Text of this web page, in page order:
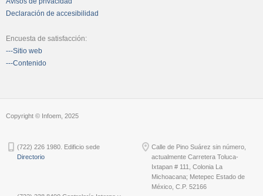
Declaración de accesibilidad
Encuesta de satisfacción:
---Sitio web
---Contenido
Copyright © Infoem, 2025
(722) 226 1980. Edificio sede
Directorio
Calle de Pino Suárez sin número,
actualmente Carretera Toluca-
Ixtapan # 111, Colonia La
Michoacana; Metepec Estado de
México, C.P. 52166